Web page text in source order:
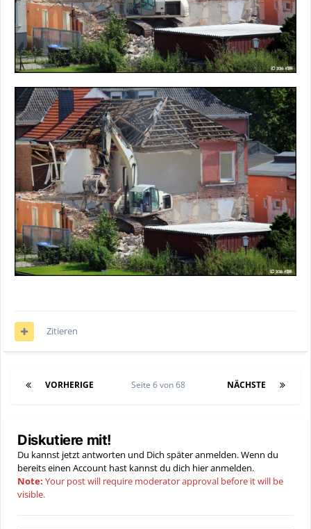
Zitieren
VORHERIGE NÄCHSTE
Seite 6 von 68
Diskutiere mit!
Du kannst jetzt antworten und Dich später anmelden. Wenn du
bereits einen Account hast kannst du dich hieranmelden.
Note: Your post will require moderator approval before it will be
visible.